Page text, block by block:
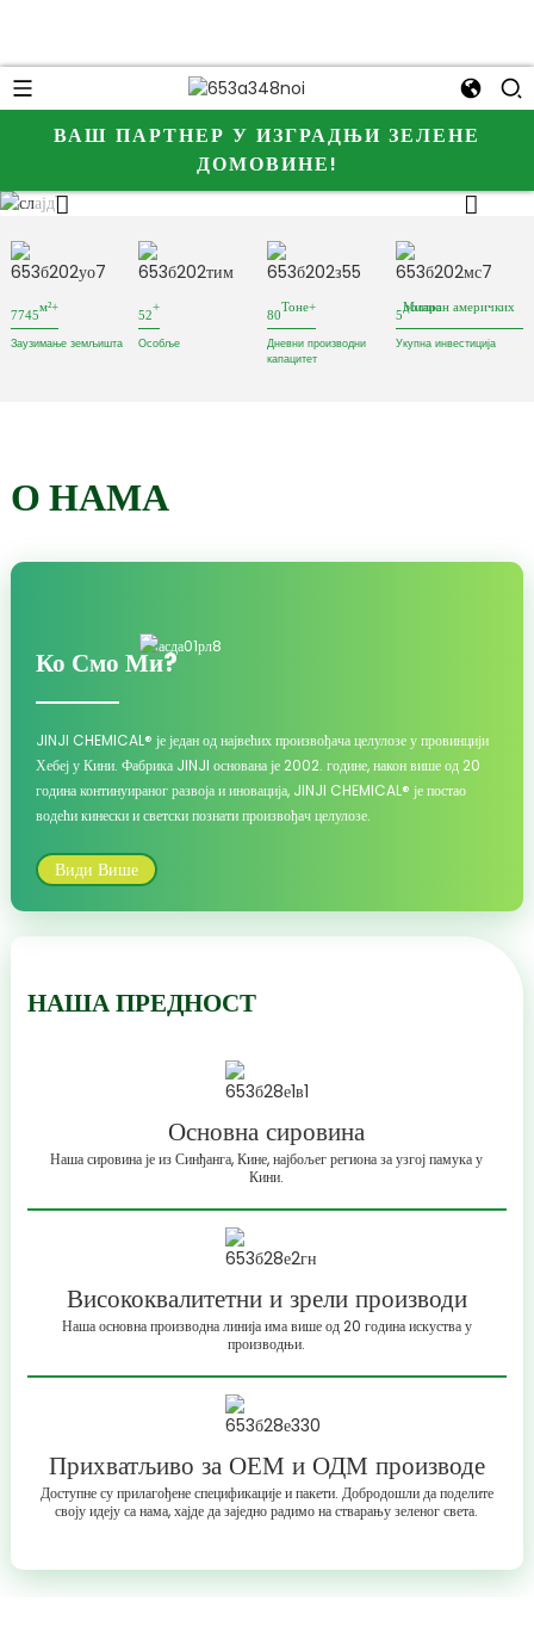
ВАШ ПАРТНЕР У ИЗГРАДЊИ ЗЕЛЕНЕ
ДОМОВИНЕ!
7745
м²+
Заузимање земљишта
52
+
Особље
80
Тоне+
Дневни производни
капацитет
5
Милион америчких долара
Укупна инвестиција
О НАМА
Ко Смо Ми?
JINJI CHEMICAL® је један од највећих произвођача целулозе у провинцији
Хебеј у Кини. Фабрика JINJI основана је 2002. године, након више од 20
година континуираног развоја и иновација, JINJI CHEMICAL® је постао
водећи кинески и светски познати произвођач целулозе.
Види Више
НАША ПРЕДНОСТ
Основна сировина
Наша сировина је из Синђанга, Кине, најбољег региона за узгој памука у
Кини.
Висококвалитетни и зрели производи
Наша основна производна линија има више од 20 година искуства у
производњи.
Прихватљиво за ОЕМ и ОДМ производе
Доступне су прилагођене спецификације и пакети. Добродошли да поделите
своју идеју са нама, хајде да заједно радимо на стварању зеленог света.